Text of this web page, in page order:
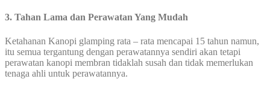
3. Tahan Lama dan Perawatan Yang Mudah
Ketahanan Kanopi glamping rata – rata mencapai 15 tahun namun,
itu semua tergantung dengan perawatannya sendiri akan tetapi
perawatan kanopi membran tidaklah susah dan tidak memerlukan
tenaga ahli untuk perawatannya.